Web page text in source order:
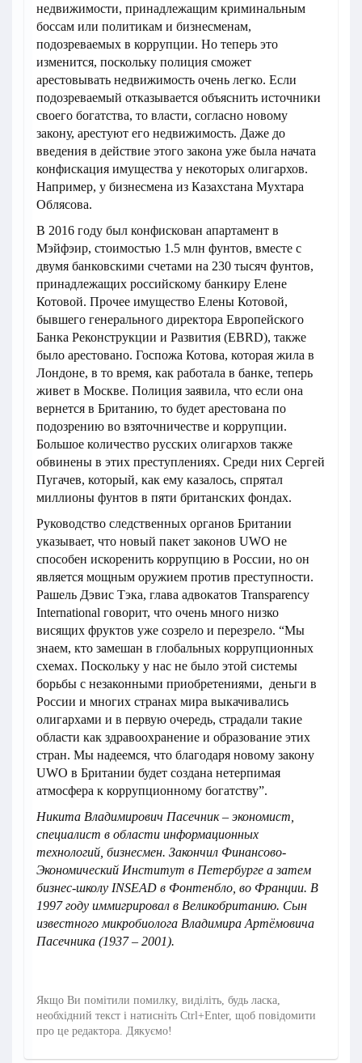
недвижимости, принадлежащим криминальным
боссам или политикам и бизнесменам,
подозреваемых в коррупции. Но теперь это
изменится, поскольку полиция сможет
арестовывать недвижимость очень легко. Если
подозреваемый отказывается объяснить источники
своего богатства, то власти, согласно новому
закону, арестуют его недвижимость. Даже до
введения в действие этого закона уже была начата
конфискация имущества у некоторых олигархов.
Например, у бизнесмена из Казахстана Мухтара
Облясова.
В 2016 году был конфискован апартамент в
Мэйфэир, стоимостью 1.5 млн фунтов, вместе с
двумя банковскими счетами на 230 тысяч фунтов,
принадлежащих российскому банкиру Елене
Котовой. Прочее имущество Елены Котовой,
бывшего генерального директора Европейского
Банка Реконструкции и Развития (EBRD), также
было арестовано. Госпожа Котова, которая жила в
Лондоне, в то время, как работала в банке, теперь
живет в Москве. Полиция заявила, что если она
вернется в Британию, то будет арестована по
подозрению во взяточничестве и коррупции.
Большое количество русских олигархов также
обвинены в этих преступлениях. Среди них Сергей
Пугачев, который, как ему казалось, спрятал
миллионы фунтов в пяти британских фондах.
Руководство следственных органов Британии
указывает, что новый пакет законов UWO не
способен искоренить коррупцию в России, но он
является мощным оружием против преступности.
Рашель Дэвис Тэка, глава адвокатов Transparency
International говорит, что очень много низко
висящих фруктов уже созрело и перезрело. “Мы
знаем, кто замешан в глобальных коррупционных
схемах. Поскольку у нас не было этой системы
борьбы с незаконными приобретениями, деньги в
России и многих странах мира выкачивались
олигархами и в первую очередь, страдали такие
области как здравоохранение и образование этих
стран. Мы надеемся, что благодаря новому закону
UWO в Британии будет создана нетерпимая
атмосфера к коррупционному богатству”.
Никита Владимирович Пасечник – экономист,
специалист в области информационных
технологий, бизнесмен. Закончил Финансово-
Экономический Институт в Петербурге а затем
бизнес-школу INSEAD в Фонтенбло, во Франции. В
1997 году иммигрировал в Великобританию. Сын
известного микробиолога Владимира Артёмовича
Пасечника (1937 – 2001).
Якщо Ви помітили помилку, виділіть, будь ласка,
необхідний текст і натисніть Ctrl+Enter, щоб повідомити
про це редактора. Дякуємо!